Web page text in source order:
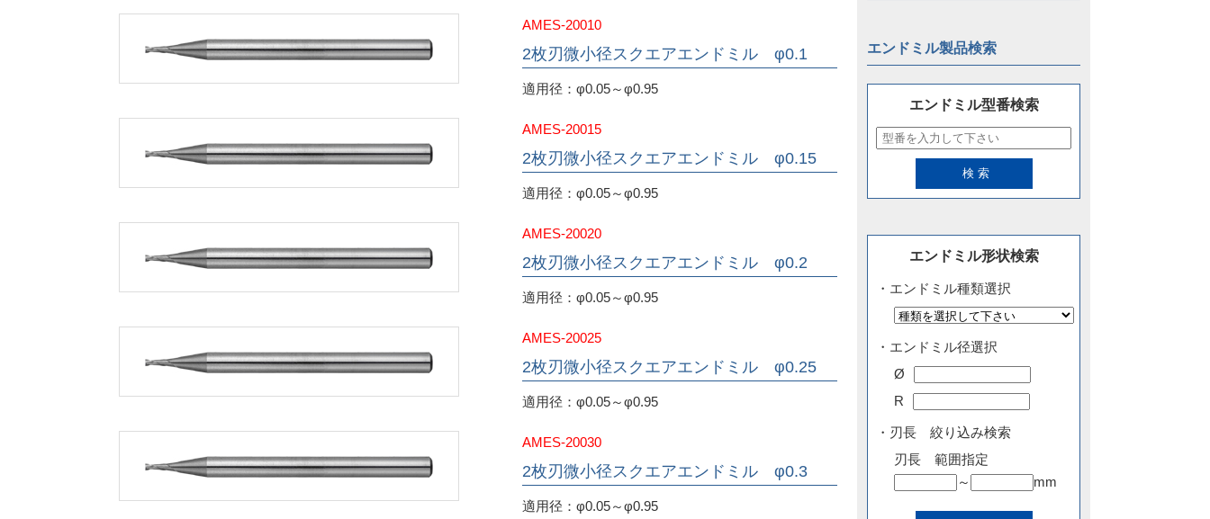
AMES-20010
2枚刃微小径スクエアエンドミル φ0.1
適用径：φ0.05～φ0.95
AMES-20015
2枚刃微小径スクエアエンドミル φ0.15
適用径：φ0.05～φ0.95
AMES-20020
2枚刃微小径スクエアエンドミル φ0.2
適用径：φ0.05～φ0.95
AMES-20025
2枚刃微小径スクエアエンドミル φ0.25
適用径：φ0.05～φ0.95
AMES-20030
2枚刃微小径スクエアエンドミル φ0.3
適用径：φ0.05～φ0.95
エンドミル製品検索
エンドミル型番検索
エンドミル形状検索
・エンドミル種類選択
・エンドミル径選択
Ø
R
・刃長 絞り込み検索
刃長 範囲指定
～
mm